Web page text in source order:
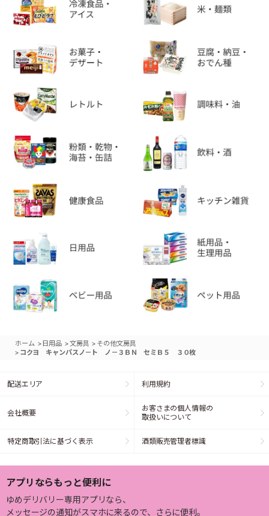
ホーム > 日用品 >文房具 > その他文房具
> コクヨ キャンパスノ－ト ノ－３ＢＮ セミＢ５ ３０枚
配送エリア 利用規約
会社概要
お客さまの個人情報の
取扱いについて
特定商取引法に基づく表示 酒類販売管理者標識
アプリならもっと便利に
ゆめデリバリー専用アプリなら、
メッセージの通知がスマホに来るので、さらに便利。